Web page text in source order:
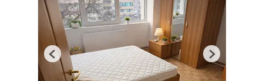
Previous Next